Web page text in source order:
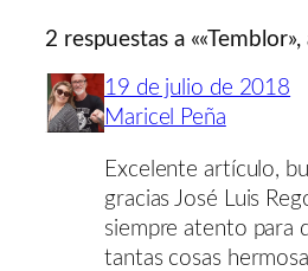
2 respuestas a
19 de julio de 2018
Maricel Peña
Excelente artículo,
gracias José Luis
siempre atento para
tantas cosas